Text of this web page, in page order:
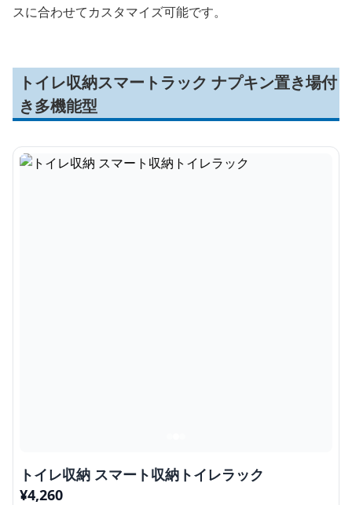
スに合わせてカスタマイズ可能です。
トイレ収納スマートラック ナプキン置き場付
き多機能型
トイレ収納 スマート収納トイレラック
¥4,260